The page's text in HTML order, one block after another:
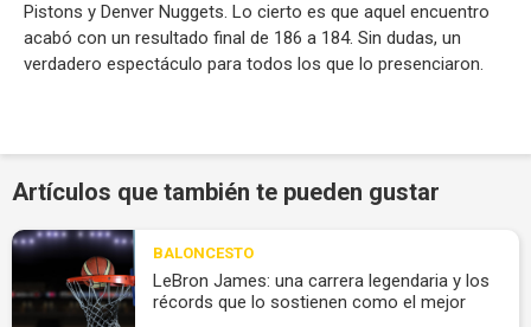
Pistons y Denver Nuggets. Lo cierto es que aquel encuentro
acabó con un resultado final de 186 a 184. Sin dudas, un
verdadero espectáculo para todos los que lo presenciaron.
Artículos que también te pueden gustar
BALONCESTO
LeBron James: una carrera legendaria y los
récords que lo sostienen como el mejor